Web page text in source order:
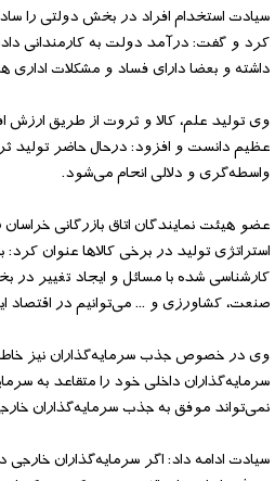
سیادت استخدام افراد در بخش دولتی را
کرد و گفت: درآمد دولت به کارمندانی
داشته و بعضا دارای فساد و مشکلات اداری
وی تولید علم، کالا و ثروت از طریق ارزش
عظیم دانست و افزود: درحال حاضر تولید
واسطه‌گری و دلالی انحام می‌شود.
عضو هیئت نمایندگان اتاق بازرگانی
استراتژی تولید در برخی کالاها عنوان
کارشناسی شده با مسائل و ایجاد تغییر
صنعت، کشاورزی و ... می‌توانیم در اقتصاد
وی در خصوص جذب سرمایه‌گذاران نیز
سرمایه‌گذاران داخلی خود را متقاعد به
نمی‌تواند موفق به جذب سرمایه‌گذاران
سیادت ادامه داد: اگر سرمایه‌گذاران